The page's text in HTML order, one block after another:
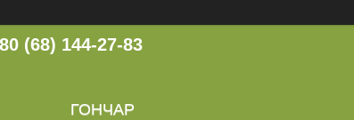
(68) 144-27-83
ГОНЧАР